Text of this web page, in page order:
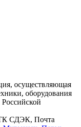
осуществляющая
оборудования
СДЭК, Почта